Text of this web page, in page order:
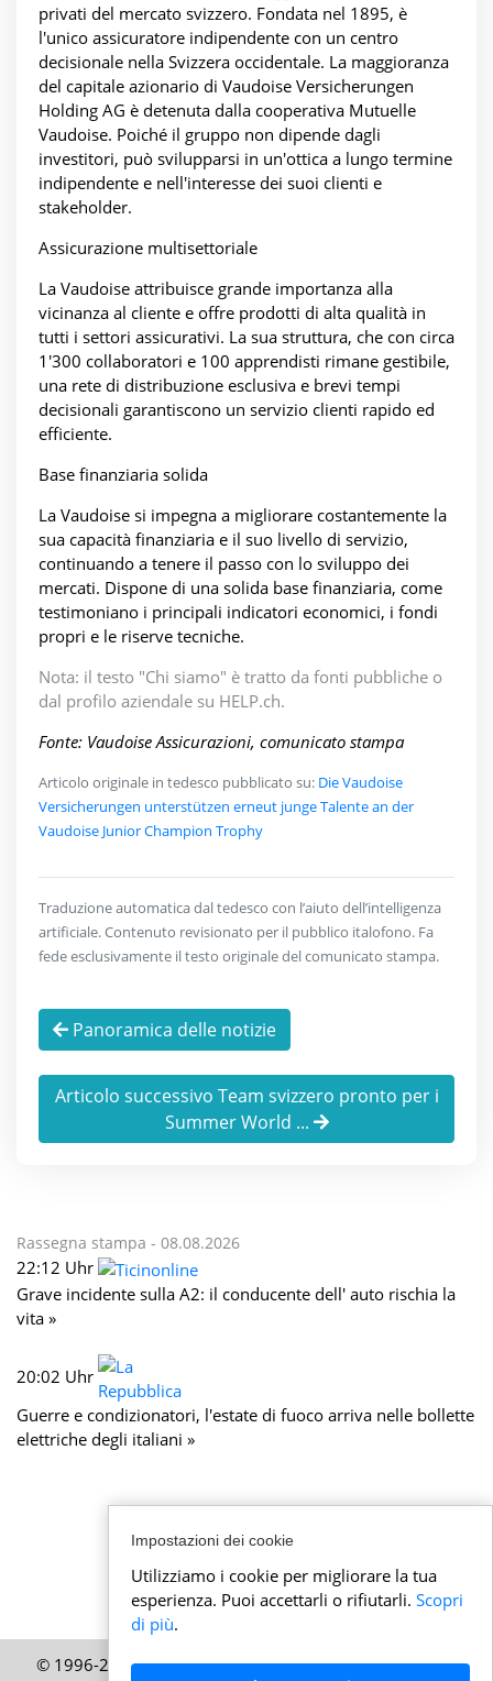
privati del mercato svizzero. Fondata nel 1895, è
l'unico assicuratore indipendente con un centro
decisionale nella Svizzera occidentale. La maggioranza
del capitale azionario di Vaudoise Versicherungen
Holding AG è detenuta dalla cooperativa Mutuelle
Vaudoise. Poiché il gruppo non dipende dagli
investitori, può svilupparsi in un'ottica a lungo termine
indipendente e nell'interesse dei suoi clienti e
stakeholder.
Assicurazione multisettoriale
La Vaudoise attribuisce grande importanza alla
vicinanza al cliente e offre prodotti di alta qualità in
tutti i settori assicurativi. La sua struttura, che con circa
1'300 collaboratori e 100 apprendisti rimane gestibile,
una rete di distribuzione esclusiva e brevi tempi
decisionali garantiscono un servizio clienti rapido ed
efficiente.
Base finanziaria solida
La Vaudoise si impegna a migliorare costantemente la
sua capacità finanziaria e il suo livello di servizio,
continuando a tenere il passo con lo sviluppo dei
mercati. Dispone di una solida base finanziaria, come
testimoniano i principali indicatori economici, i fondi
propri e le riserve tecniche.
Nota: il testo "Chi siamo" è tratto da fonti pubbliche o
dal profilo aziendale su HELP.ch.
Fonte: Vaudoise Assicurazioni, comunicato stampa
Articolo originale in tedesco pubblicato su: Die Vaudoise
Versicherungen unterstützen erneut junge Talente an der
Vaudoise Junior Champion Trophy
Traduzione automatica dal tedesco con l’aiuto dell’intelligenza
artificiale. Contenuto revisionato per il pubblico italofono. Fa
fede esclusivamente il testo originale del comunicato stampa.
Panoramica delle notizie
Articolo successivo Team svizzero pronto per i
Summer World ...
Rassegna stampa - 08.08.2026
22:12 Uhr
Grave incidente sulla A2: il conducente dell' auto rischia la
vita »
20:02 Uhr
Guerre e condizionatori, l'estate di fuoco arriva nelle bollette
elettriche degli italiani »
© 1996-2026 attualitasvizzera.it – Una pubblicazione di
Impostazioni dei cookie
Utilizziamo i cookie per migliorare la tua
esperienza. Puoi accettarli o rifiutarli. Scopri
di più.